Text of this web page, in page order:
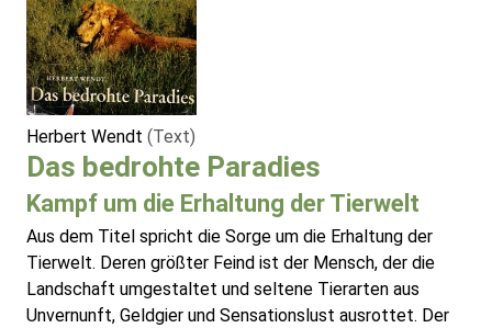
Herbert Wendt (Text)
Das bedrohte Paradies
Kampf um die Erhaltung der Tierwelt
Aus dem Titel spricht die Sorge um die Erhaltung der
Tierwelt. Deren größter Feind ist der Mensch, der die
Landschaft umgestaltet und seltene Tierarten aus
Unvernunft, Geldgier und Sensationslust ausrottet. Der